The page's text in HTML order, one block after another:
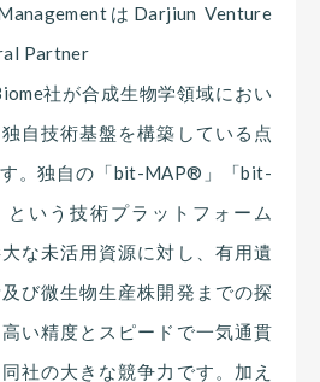
はDarjiun Venture
Partner
社が合成生物学領域におい
自技術基盤を構築している点
。独自の「bit-MAP®」「bit-
いう技術プラットフォーム
な未活用資源に対し、有用遺
び微生物生産株開発までの探
い精度とスピードで一気通貫
社の大きな競争力です。加え